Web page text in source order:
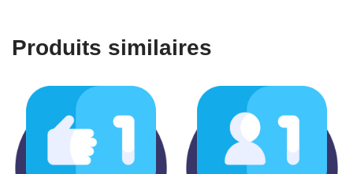
Produits similaires